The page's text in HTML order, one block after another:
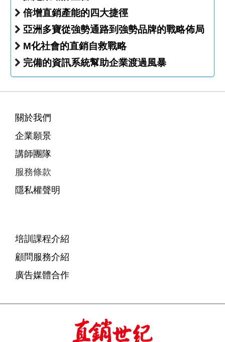
倍增直銷產能的四大捷徑
亞洲多寶從強勢通路到強勢品牌的戰略佈局
M化社會的直銷自救戰略
完備的資訊系統幫助企業渡過風暴
關於我們
企業願景
講師團隊
服務條款
隱私權聲明
培訓課程介紹
顧問服務介紹
廣告媒體合作